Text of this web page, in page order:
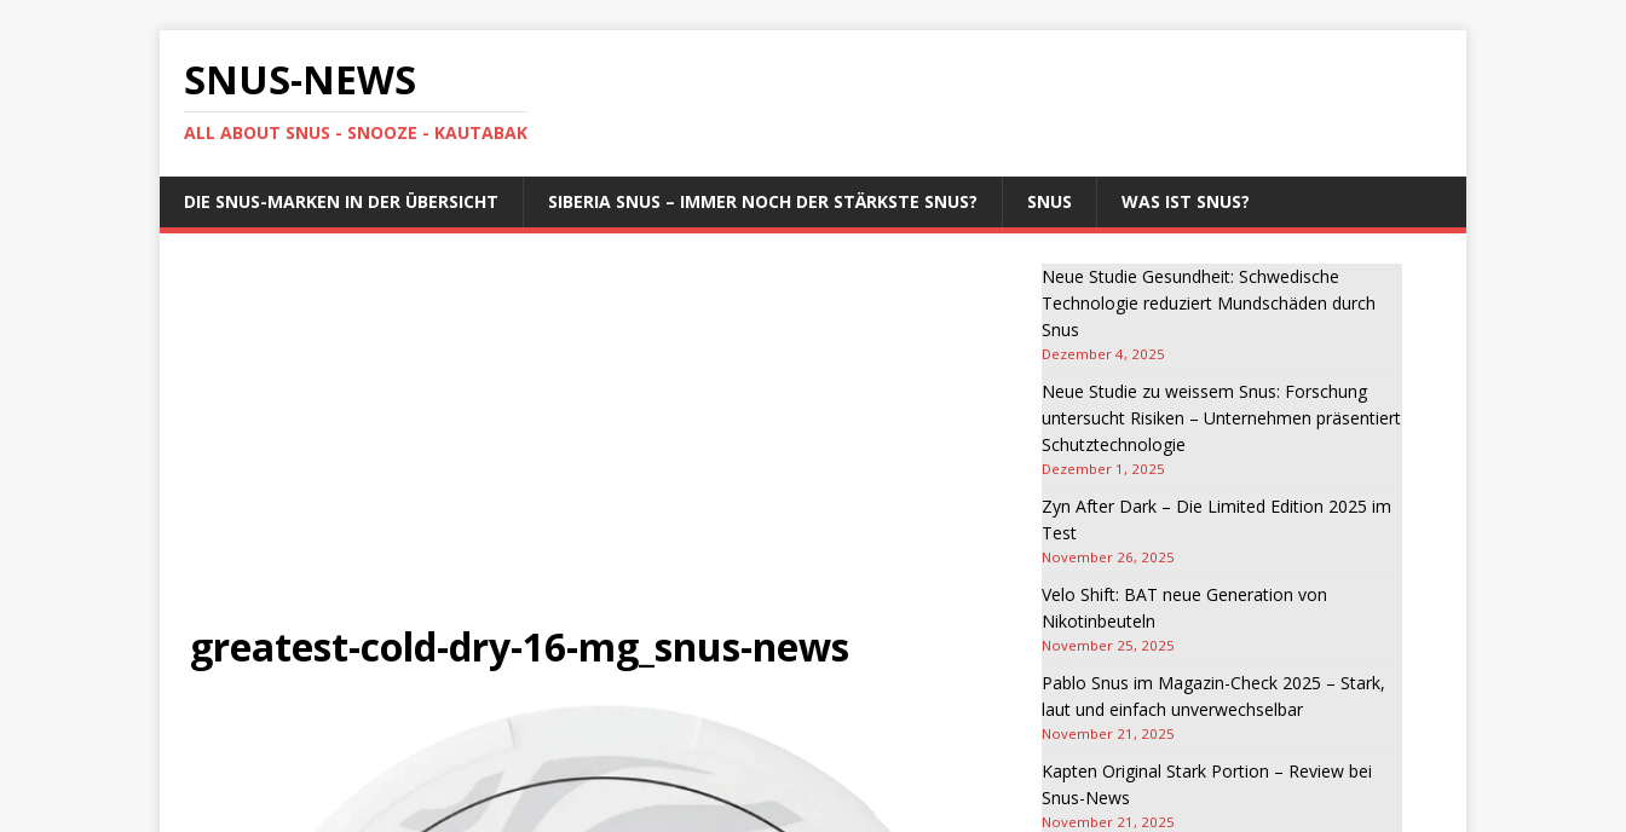
SNUS-NEWS
ALL ABOUT SNUS - SNOOZE - KAUTABAK
DIE SNUS-MARKEN IN DER ÜBERSICHT SIBERIA SNUS – IMMER NOCH DER STÄRKSTE SNUS? SNUS WAS IST SNUS?
greatest-cold-dry-16-mg_snus-news
Neue Studie Gesundheit: Schwedische
Technologie reduziert Mundschäden durch
Snus
Dezember 4, 2025
Neue Studie zu weissem Snus: Forschung
untersucht Risiken – Unternehmen präsentiert
Schutztechnologie
Dezember 1, 2025
Zyn After Dark – Die Limited Edition 2025 im
Test
November 26, 2025
Velo Shift: BAT neue Generation von
Nikotinbeuteln
November 25, 2025
Pablo Snus im Magazin-Check 2025 – Stark,
laut und einfach unverwechselbar
November 21, 2025
Kapten Original Stark Portion – Review bei
Snus-News
November 21, 2025